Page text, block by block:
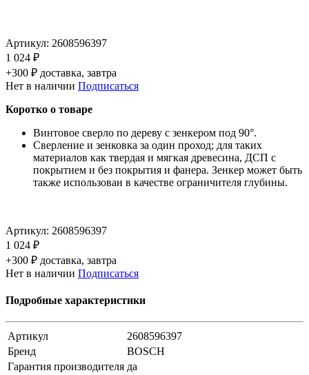
Артикул: 2608596397
1 024 ₽
+300 ₽ доставка, завтра
Нет в наличии Подписаться
Коротко о товаре
Винтовое сверло по дереву с зенкером под 90°.
Сверление и зенковка за один проход; для таких
материалов как твердая и мягкая древесина, ДСП с
покрытием и без покрытия и фанера. Зенкер может быть
также использован в качестве ограничителя глубины.
Артикул: 2608596397
1 024 ₽
+300 ₽ доставка, завтра
Нет в наличии Подписаться
Подробные характеристики
Артикул
2608596397
Бренд
BOSCH
Гарантия производителя да